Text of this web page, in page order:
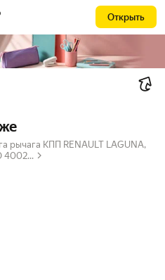
Открыть
рычага КПП RENAULT LAGUNA,
4002...